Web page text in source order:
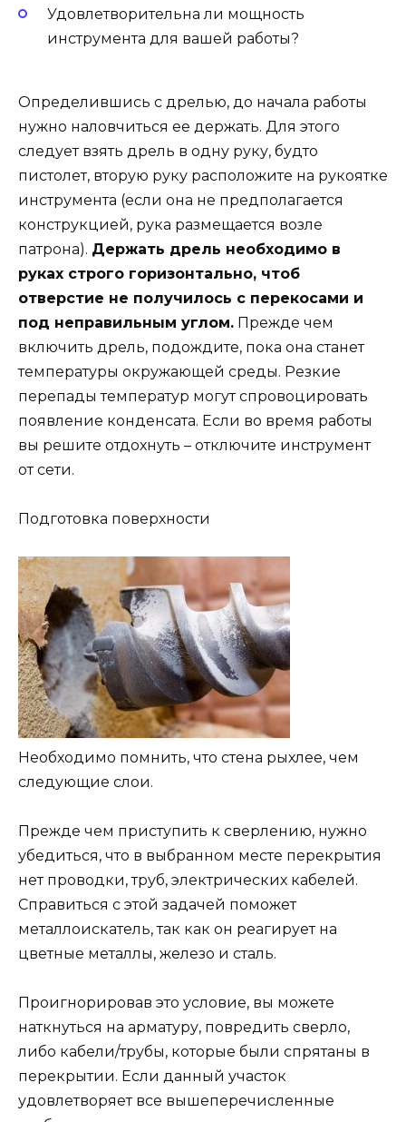
Удовлетворительна ли мощность
инструмента для вашей работы?
Определившись с дрелью, до начала работы
нужно наловчиться ее держать. Для этого
следует взять дрель в одну руку, будто
пистолет, вторую руку расположите на рукоятке
инструмента (если она не предполагается
конструкцией, рука размещается возле
патрона). Держать дрель необходимо в
руках строго горизонтально, чтоб
отверстие не получилось с перекосами и
под неправильным углом. Прежде чем
включить дрель, подождите, пока она станет
температуры окружающей среды. Резкие
перепады температур могут спровоцировать
появление конденсата. Если во время работы
вы решите отдохнуть – отключите инструмент
от сети.
Подготовка поверхности
Необходимо помнить, что стена рыхлее, чем
следующие слои.
Прежде чем приступить к сверлению, нужно
убедиться, что в выбранном месте перекрытия
нет проводки, труб, электрических кабелей.
Справиться с этой задачей поможет
металлоискатель, так как он реагирует на
цветные металлы, железо и сталь.
Проигнорировав это условие, вы можете
наткнуться на арматуру, повредить сверло,
либо кабели/трубы, которые были спрятаны в
перекрытии. Если данный участок
удовлетворяет все вышеперечисленные